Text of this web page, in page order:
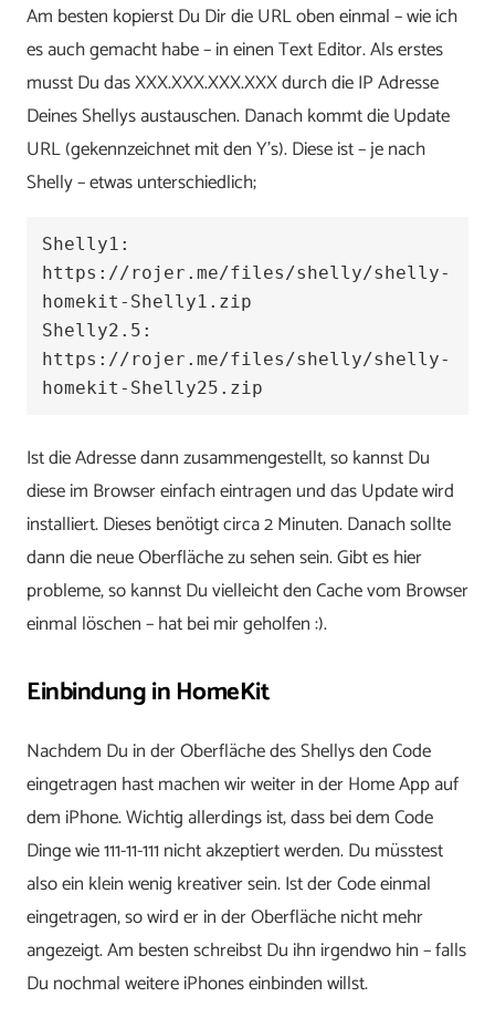
Am besten kopierst Du Dir die URL oben einmal – wie ich
es auch gemacht habe – in einen Text Editor. Als erstes
musst Du das XXX.XXX.XXX.XXX durch die IP Adresse
Deines Shellys austauschen. Danach kommt die Update
URL (gekennzeichnet mit den Y’s). Diese ist – je nach
Shelly – etwas unterschiedlich;
Shelly1:
https://rojer.me/files/shelly/shelly-
homekit-Shelly1.zip
Shelly2.5:
https://rojer.me/files/shelly/shelly-
homekit-Shelly25.zip
Ist die Adresse dann zusammengestellt, so kannst Du
diese im Browser einfach eintragen und das Update wird
installiert. Dieses benötigt circa 2 Minuten. Danach sollte
dann die neue Oberfläche zu sehen sein. Gibt es hier
probleme, so kannst Du vielleicht den Cache vom Browser
einmal löschen – hat bei mir geholfen :).
Einbindung in HomeKit
Nachdem Du in der Oberfläche des Shellys den Code
eingetragen hast machen wir weiter in der Home App auf
dem iPhone. Wichtig allerdings ist, dass bei dem Code
Dinge wie 111-11-111 nicht akzeptiert werden. Du müsstest
also ein klein wenig kreativer sein. Ist der Code einmal
eingetragen, so wird er in der Oberfläche nicht mehr
angezeigt. Am besten schreibst Du ihn irgendwo hin – falls
Du nochmal weitere iPhones einbinden willst.